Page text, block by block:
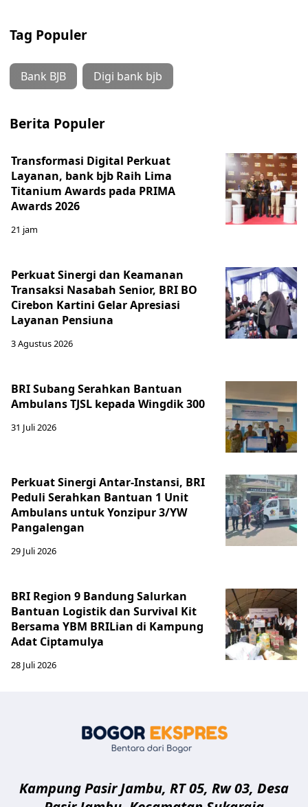
Tag Populer
Bank BJB Digi bank bjb
Berita Populer
Transformasi Digital Perkuat
Layanan, bank bjb Raih Lima
Titanium Awards pada PRIMA
Awards 2026
21 jam
Perkuat Sinergi dan Keamanan
Transaksi Nasabah Senior, BRI BO
Cirebon Kartini Gelar Apresiasi
Layanan Pensiuna
3 Agustus 2026
BRI Subang Serahkan Bantuan
Ambulans TJSL kepada Wingdik 300
31 Juli 2026
Perkuat Sinergi Antar-Instansi, BRI
Peduli Serahkan Bantuan 1 Unit
Ambulans untuk Yonzipur 3/YW
Pangalengan
29 Juli 2026
BRI Region 9 Bandung Salurkan
Bantuan Logistik dan Survival Kit
Bersama YBM BRILian di Kampung
Adat Ciptamulya
28 Juli 2026
Kampung Pasir Jambu, RT 05, Rw 03, Desa